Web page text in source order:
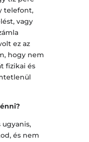
telefont,
vagy
ez az
hogy nem
fizikai és
ugyanis,
és nem